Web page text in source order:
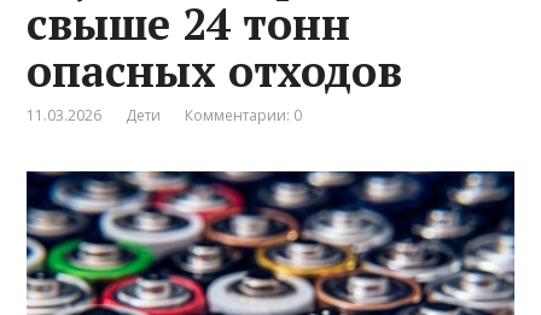
свыше 24 тонн
опасных отходов
11.03.2026 Дети Комментарии: 0